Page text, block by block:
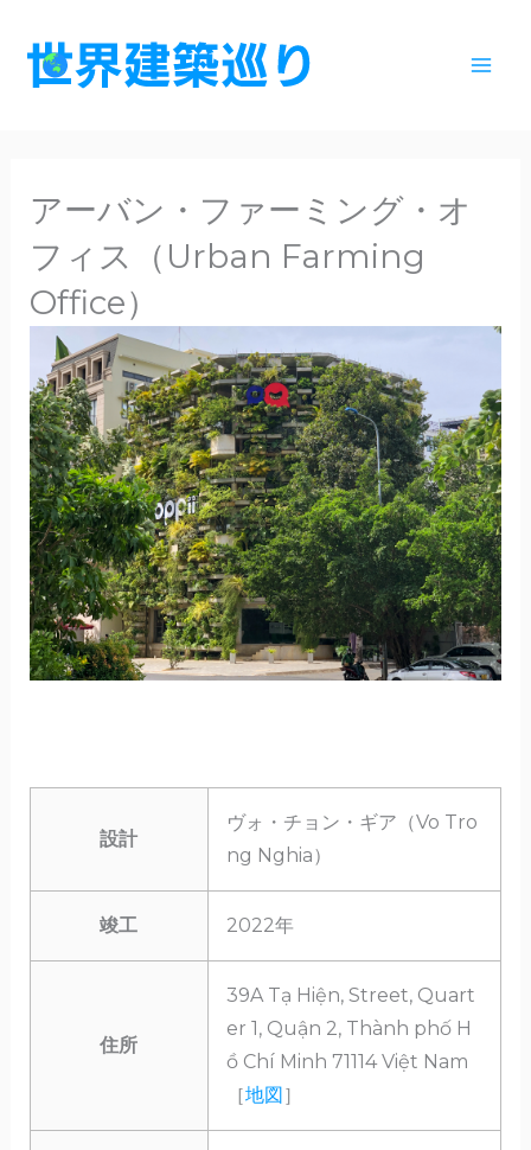
アーバン・ファーミング・オ
フィス（Urban Farming
Office）
設計
ヴォ・チョン・ギア（Vo Tro
ng Nghia）
竣工 2022年
住所
39A Tạ Hiện, Street, Quart
er 1, Quận 2, Thành phố H
ồ Chí Minh 71114 Việt Nam
［地図］